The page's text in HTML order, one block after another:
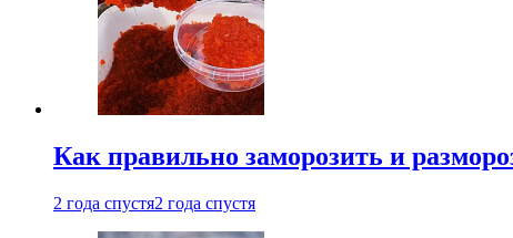
Как правильно заморозить и
2 года спустя2 года спустя